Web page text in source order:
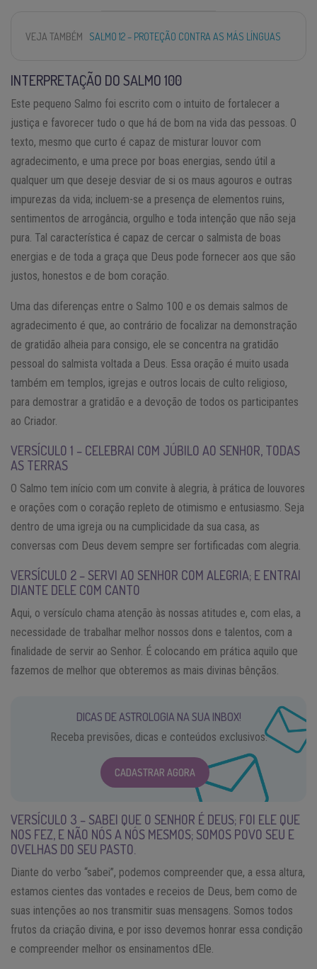
VEJA TAMBÉM SALMO 12 – PROTEÇÃO CONTRA AS MÁS LÍNGUAS
INTERPRETAÇÃO DO SALMO 100
Este pequeno Salmo foi escrito com o intuito de fortalecer a
justiça e favorecer tudo o que há de bom na vida das pessoas. O
texto, mesmo que curto é capaz de misturar louvor com
agradecimento, e uma prece por boas energias, sendo útil a
qualquer um que deseje desviar de si os maus agouros e outras
impurezas da vida; incluem-se a presença de elementos ruins,
sentimentos de arrogância, orgulho e toda intenção que não seja
pura. Tal característica é capaz de cercar o salmista de boas
energias e de toda a graça que Deus pode fornecer aos que são
justos, honestos e de bom coração.
Uma das diferenças entre o Salmo 100 e os demais salmos de
agradecimento é que, ao contrário de focalizar na demonstração
de gratidão alheia para consigo, ele se concentra na gratidão
pessoal do salmista voltada a Deus. Essa oração é muito usada
também em templos, igrejas e outros locais de culto religioso,
para demostrar a gratidão e a devoção de todos os participantes
ao Criador.
VERSÍCULO 1 – CELEBRAI COM JÚBILO AO SENHOR, TODAS
AS TERRAS
O Salmo tem início com um convite à alegria, à prática de louvores
e orações com o coração repleto de otimismo e entusiasmo. Seja
dentro de uma igreja ou na cumplicidade da sua casa, as
conversas com Deus devem sempre ser fortificadas com alegria.
VERSÍCULO 2 – SERVI AO SENHOR COM ALEGRIA; E ENTRAI
DIANTE DELE COM CANTO
Aqui, o versículo chama atenção às nossas atitudes e, com elas, a
necessidade de trabalhar melhor nossos dons e talentos, com a
finalidade de servir ao Senhor. É colocando em prática aquilo que
fazemos de melhor que obteremos as mais divinas bênçãos.
DICAS DE ASTROLOGIA NA SUA INBOX!
Receba previsões, dicas e conteúdos exclusivos.
CADASTRAR AGORA
VERSÍCULO 3 – SABEI QUE O SENHOR É DEUS; FOI ELE QUE
NOS FEZ, E NÃO NÓS A NÓS MESMOS; SOMOS POVO SEU E
OVELHAS DO SEU PASTO.
Diante do verbo “sabei”, podemos compreender que, a essa altura,
estamos cientes das vontades e receios de Deus, bem como de
suas intenções ao nos transmitir suas mensagens. Somos todos
frutos da criação divina, e por isso devemos honrar essa condição
e compreender melhor os ensinamentos dEle.